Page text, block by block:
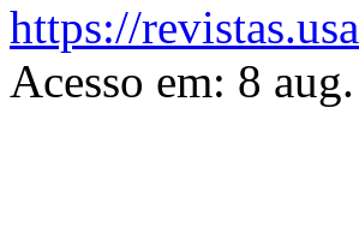
https://
Acesso em: 8